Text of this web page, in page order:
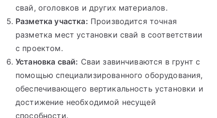
свай, оголовков и других материалов.
Разметка участка: Производится точная
разметка мест установки свай в соответствии
с проектом.
Установка свай: Сваи завинчиваются в грунт с
помощью специализированного оборудования,
обеспечивающего вертикальность установки и
достижение необходимой несущей
способности.